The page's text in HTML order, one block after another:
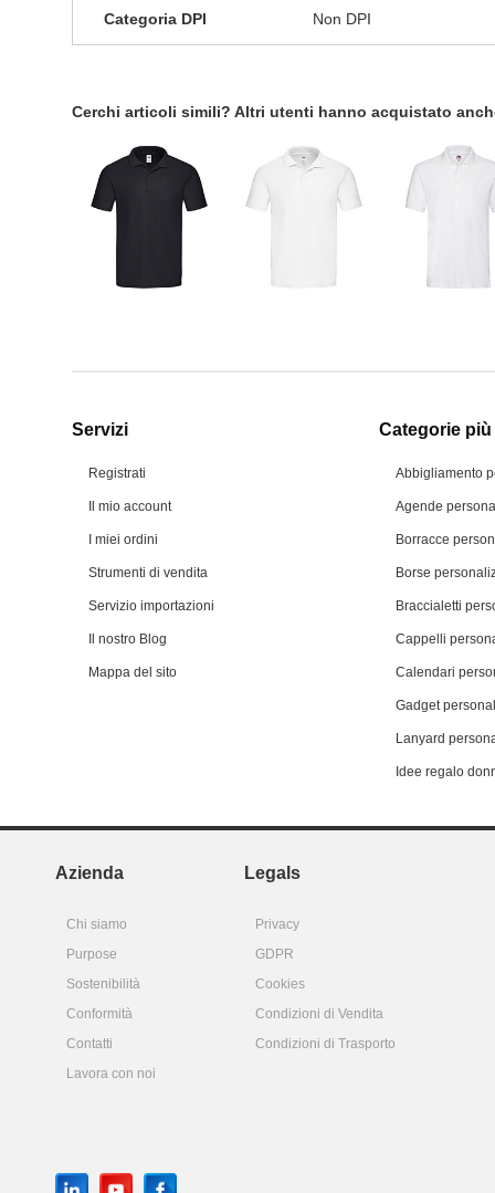
Categoria DPI
Non DPI
Cerchi articoli simili? Altri utenti hanno acquistato
Servizi
Registrati
Il mio account
I miei ordini
Strumenti di vendita
Servizio importazioni
Il nostro Blog
Mappa del sito
Categorie
Abbigliamento
Agende
Borracce
Borse
Braccialetti
Cappelli
Calendari
Gadget
Lanyard
Idee regalo
Azienda Legals
Chi siamo
Privacy
Purpose
GDPR
Sostenibilità
Cookies
Conformità
Condizioni di Vendita
Contatti
Condizioni di Trasporto
Lavora con noi